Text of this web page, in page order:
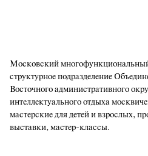
Московский
структурное подразделение
Восточного административного
интеллектуального отдыха
мастерские для детей и взрослых,
выставки, мастер-классы.